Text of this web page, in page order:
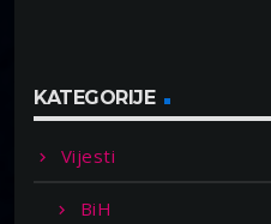
KATEGORIJE
Vijesti
BiH